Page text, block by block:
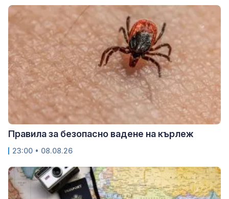
Правила за безопасно вадене на кърлеж
23:00 • 08.08.26